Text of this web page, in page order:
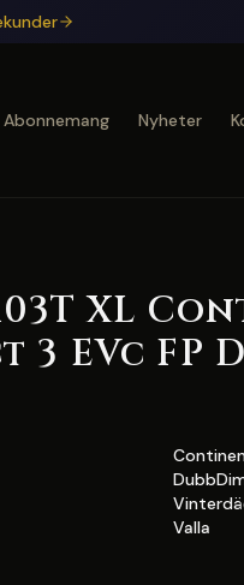
Abonnemang Nyheter
103T XL
EVc FP
Valla